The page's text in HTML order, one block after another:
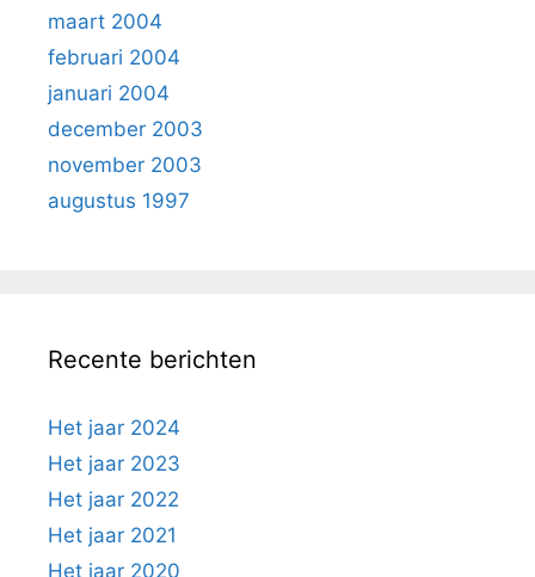
maart 2004
februari 2004
januari 2004
december 2003
november 2003
augustus 1997
Recente berichten
Het jaar 2024
Het jaar 2023
Het jaar 2022
Het jaar 2021
Het jaar 2020